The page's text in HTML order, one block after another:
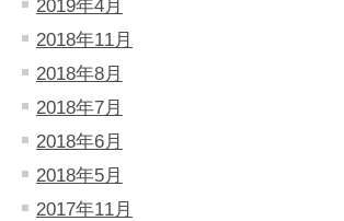
2019年4月
2018年11月
2018年8月
2018年7月
2018年6月
2018年5月
2017年11月